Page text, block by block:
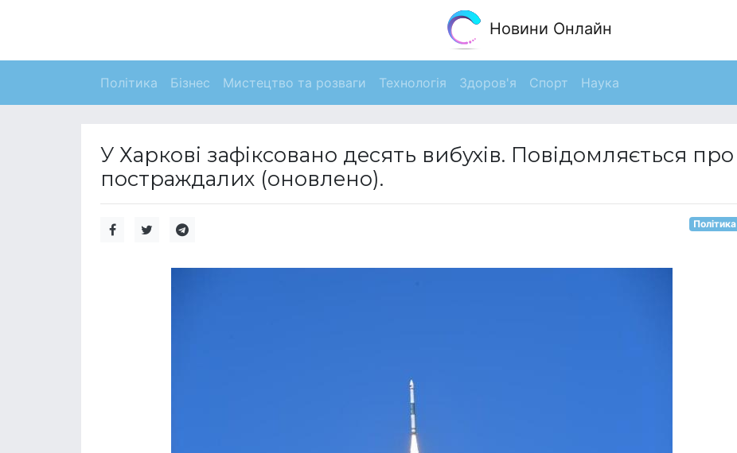
Новини Онлайн
Політика Бізнес Мистецтво та розваги Технологія Здоров'я Спорт Наука
У Харкові зафіксовано десять вибухів. Повідомляється про
постраждалих (оновлено).
Політика